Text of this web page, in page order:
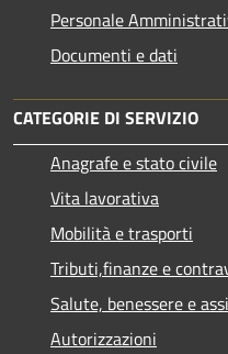
Personale
Documenti e dati
CATEGORIE DI SERVIZIO
Anagrafe e stato civile
Vita lavorativa
Mobilità e trasporti
Tributi,finanze e
Salute, benessere e
Autorizzazioni